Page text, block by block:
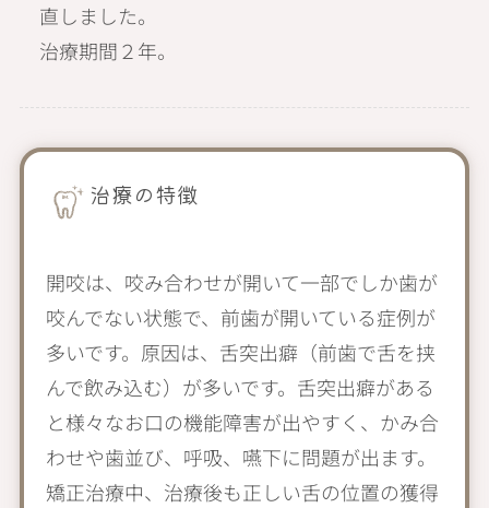
直しました。
治療期間２年。
治療の特徴
開咬は、咬み合わせが開いて一部でしか歯が
咬んでない状態で、前歯が開いている症例が
多いです。原因は、舌突出癖（前歯で舌を挟
んで飲み込む）が多いです。舌突出癖がある
と様々なお口の機能障害が出やすく、かみ合
わせや歯並び、呼吸、嚥下に問題が出ます。
矯正治療中、治療後も正しい舌の位置の獲得